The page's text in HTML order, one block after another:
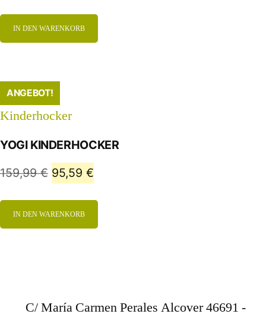
IN DEN WARENKORB
ANGEBOT!
YOGI KINDERHOCKER
159,99€ 95,59 €
IN DEN WARENKORB
C/ María Carmen Perales Alcover 46691 -